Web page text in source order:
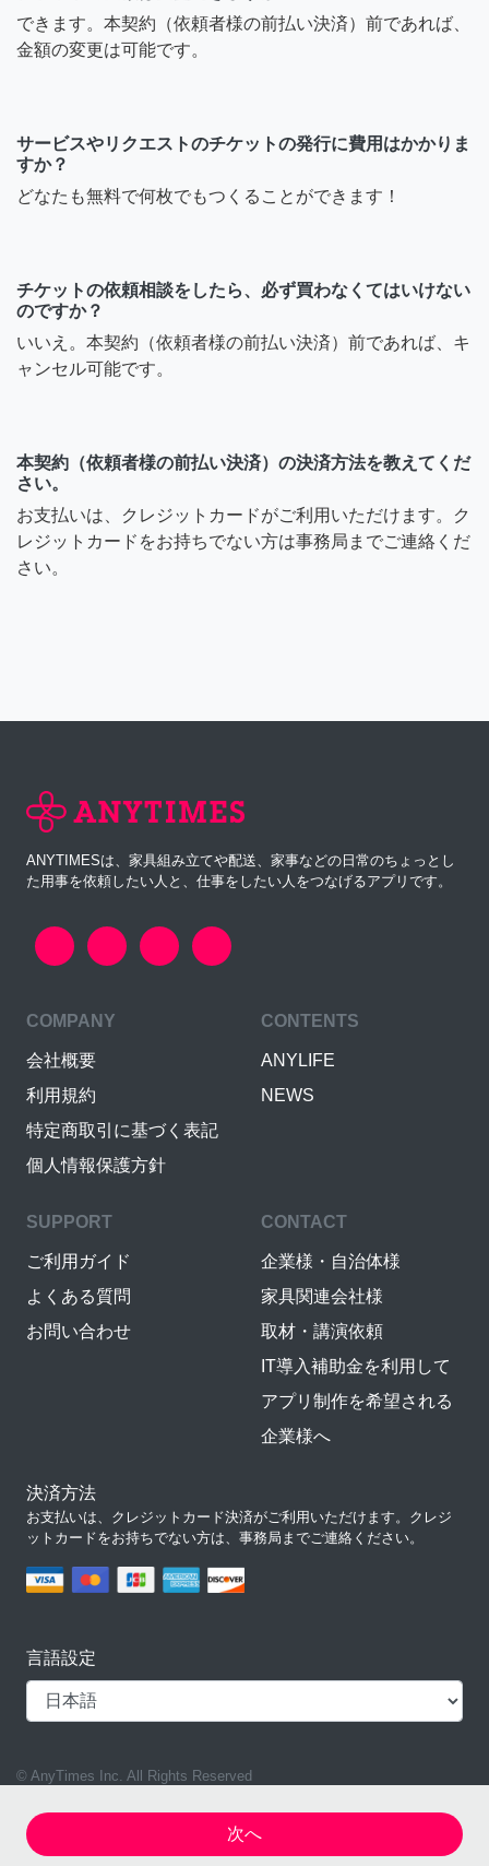
できます。本契約（依頼者様の前払い決済）前であれば、
金額の変更は可能です。
サービスやリクエストのチケットの発行に費用はかかりま
すか？
どなたも無料で何枚でもつくることができます！
チケットの依頼相談をしたら、必ず買わなくてはいけない
のですか？
いいえ。本契約（依頼者様の前払い決済）前であれば、キ
ャンセル可能です。
本契約（依頼者様の前払い決済）の決済方法を教えてくだ
さい。
お支払いは、クレジットカードがご利用いただけます。ク
レジットカードをお持ちでない方は事務局までご連絡くだ
さい。
ANYTIMESは、家具組み立てや配送、家事などの日常のちょっとし
た用事を依頼したい人と、仕事をしたい人をつなげるアプリです。
COMPANY
会社概要
利用規約
特定商取引に基づく表記
個人情報保護方針
CONTENTS
ANYLIFE
NEWS
SUPPORT
ご利用ガイド
よくある質問
お問い合わせ
CONTACT
企業様・自治体様
家具関連会社様
取材・講演依頼
IT導入補助金を利用して
アプリ制作を希望される
企業様へ
決済方法
お支払いは、クレジットカード決済がご利用いただけます。クレジ
ットカードをお持ちでない方は、事務局までご連絡ください。
言語設定
© AnyTimes Inc. All Rights Reserved